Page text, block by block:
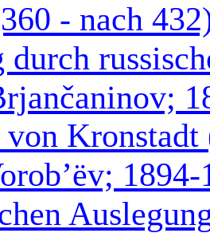
- nach
durch
von
1894-